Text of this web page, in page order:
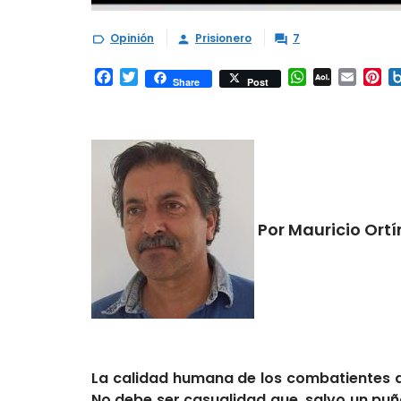
 Opinión  Prisionero  7
Facebook
TwitterShare Post WhatsApp
AOL Email
Por Mauricio
La calidad humana de los combatientes